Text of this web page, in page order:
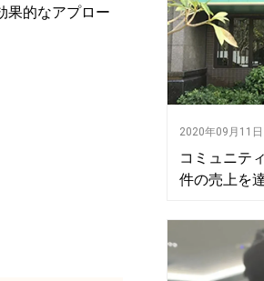
果的なアプロー
2020年09月11日
コミュニテ
件の売上を